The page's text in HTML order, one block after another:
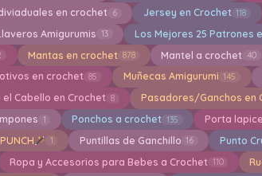
en crochet 6 Jersey en Crochet 118
Amigurumis 13 Los Mejores 25 Patrones
Mantas en crochet 878 Mantel a crochet 40
en crochet 85 Muñecas Amigurumi 145
Cabello en Crochet 8 Pasadores/Ganchos en
1 Ponchos a crochet 135 Porta
PUNCH 1 Puntillas de Ganchillo 16 Punto
Ropa y Accesorios para Bebes a Crochet 110